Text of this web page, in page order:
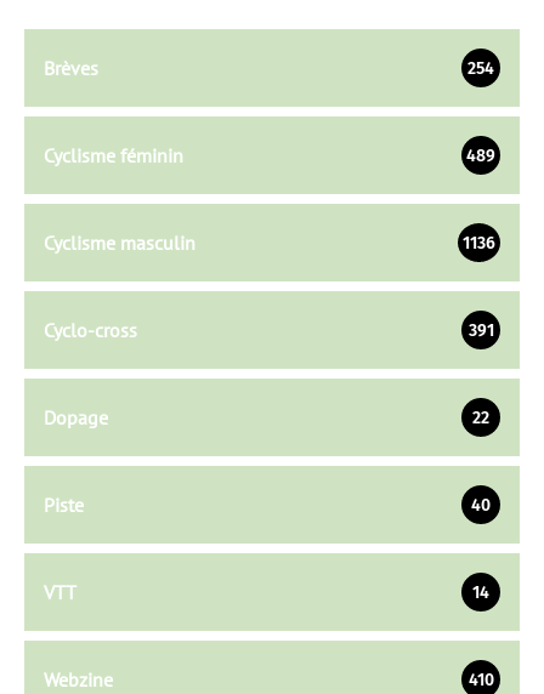
Brèves 254
Cyclisme féminin 489
Cyclisme masculin 1136
Cyclo-cross 391
Dopage 22
Piste 40
VTT 14
Webzine 410